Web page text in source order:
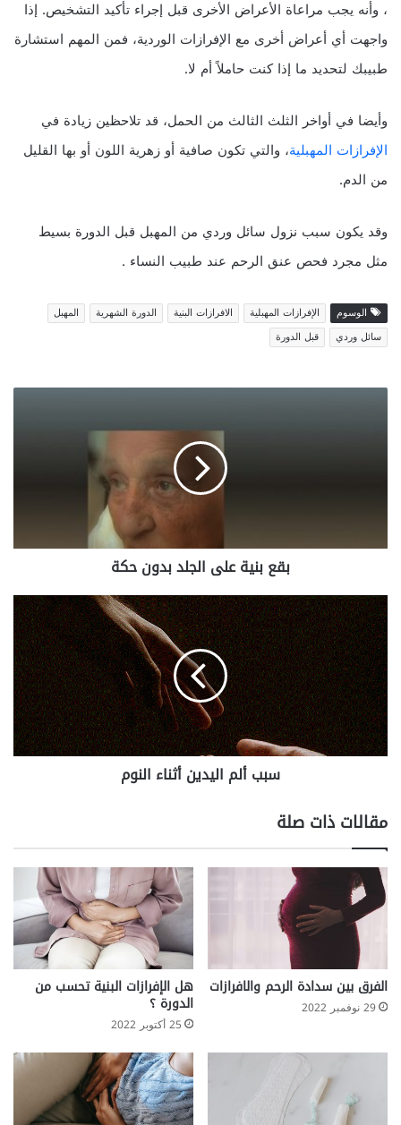
، وأنه يجب مراعاة الأعراض الأخرى قبل إجراء تأكيد التشخيص. إذا
واجهت أي أعراض أخرى مع الإفرازات الوردية، فمن المهم استشارة
طبيبك لتحديد ما إذا كنت حاملاً أم لا.
وأيضا في أواخر الثلث الثالث من الحمل، قد تلاحظين زيادة في
الإفرازات المهبلية، والتي تكون صافية أو زهرية اللون أو بها القليل
من الدم.
وقد يكون سبب نزول سائل وردي من المهبل قبل الدورة بسيط
مثل مجرد فحص عنق الرحم عند طبيب النساء .
الوسوم الإفرازات المهبلية الافرازات البنية الدورة الشهرية
المهبل
سائل وردي
قبل الدورة
بقع
بقع بنية على الجلد بدون حكة
سبب
ألم
اليدين
أثناء
النوم
سبب ألم اليدين أثناء النوم
مقالات ذات صلة
الفرق بين سدادة الرحم والافرازات
29 نوفمبر 2022
هل الإفرازات البنية تحسب من
الدورة ؟
25 أكتوبر 2022